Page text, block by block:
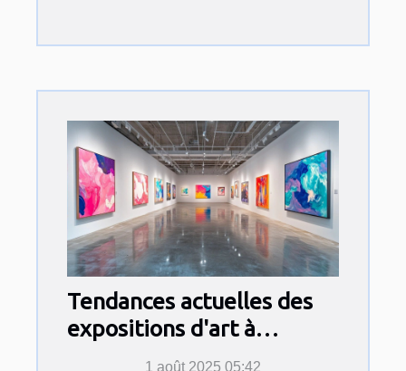
Tendances actuelles des
expositions d'art à
découvrir1 août 2025 05:42